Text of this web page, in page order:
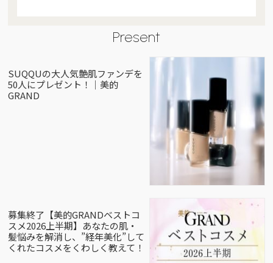
Present
SUQQUの大人気艶肌ファンデを
50人にプレゼント！｜美的
GRAND
募集終了【美的GRANDベストコ
スメ2026上半期】あなたの肌・
髪悩みを解消し、”経年美化”して
くれたコスメをくわしく教えて！